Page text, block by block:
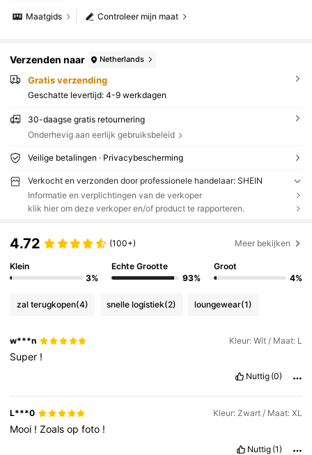
Controleer mijn maat
Maatgids
Verzenden naar Netherlands
Gratis verzending
Geschatte levertijd: 4-9 werkdagen
30-daagse gratis retournering
Onderhevig aan eerlijk gebruiksbeleid
Veilige betalingen · Privacybescherming
Verkocht en verzonden door professionele handelaar: SHEIN
Informatie en verplichtingen van de verkoper
klik hier om deze verkoper en/of product te rapporteren.
4.72 (100+) Meer bekijken
Klein
3%
Echte Grootte
93%
Groot
4%
zal terugkopen(4) snelle logistiek(2) loungewear(1)
w***n Kleur: Wit / Maat: L
Super !
Nuttig (0)
L***0 Kleur: Zwart / Maat: XL
Mooi !Zoalsopfoto !
Nuttig (1)